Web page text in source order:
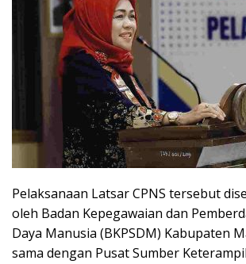
Pelaksanaan Latsar CPNS tersebut
oleh Badan Kepegawaian dan
Daya Manusia (BKPSDM) Kabupaten
sama dengan Pusat Sumber